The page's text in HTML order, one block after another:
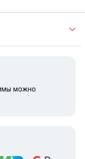
можно